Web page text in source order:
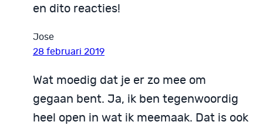
en dito reacties!
Jose
28 februari 2019
Wat moedig dat je er zo mee om
gegaan bent. Ja, ik ben tegenwoordig
heel open in wat ik meemaak. Dat is ook